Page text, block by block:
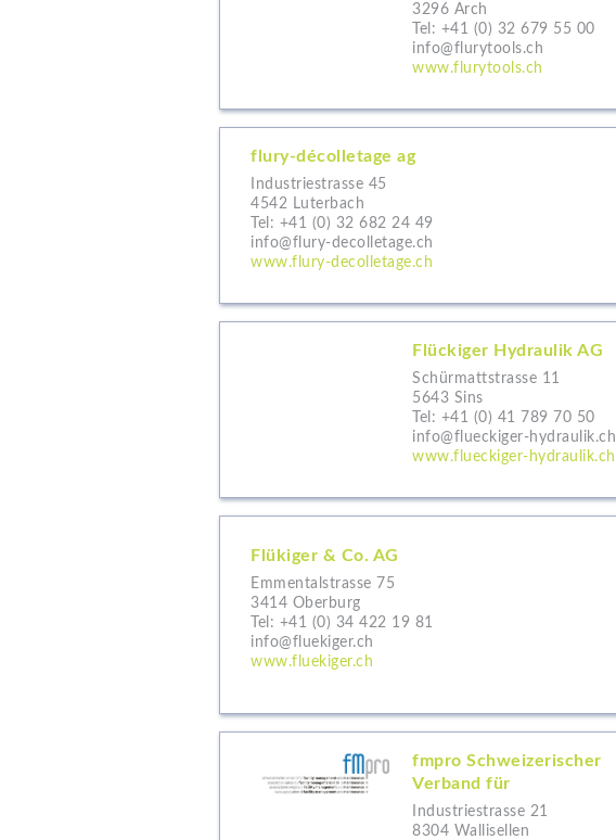
3296 Arch
Tel: +41 (0) 32 679 55 00
info@flurytools.ch
www.flurytools.ch
flury-décolletage ag
Industriestrasse 45
4542 Luterbach
Tel: +41 (0) 32 682 24 49
info@flury-decolletage.ch
www.flury-decolletage.ch
Flückiger Hydraulik AG
Schürmattstrasse 11
5643 Sins
Tel: +41 (0) 41 789 70 50
info@flueckiger-hydraulik.ch
www.flueckiger-hydraulik.ch
Flükiger & Co. AG
Emmentalstrasse 75
3414 Oberburg
Tel: +41 (0) 34 422 19 81
info@fluekiger.ch
www.fluekiger.ch
fmpro Schweizerischer
Verband für
Industriestrasse 21
8304 Wallisellen